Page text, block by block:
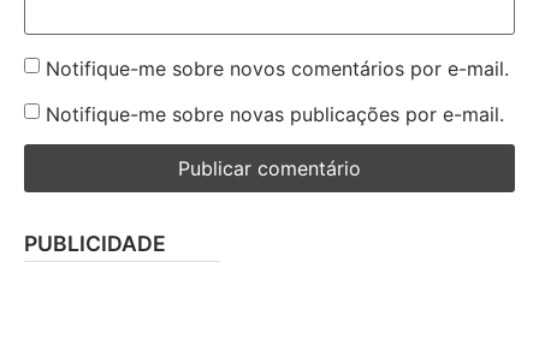
Notifique-me sobre novos comentários por e-mail.
Notifique-me sobre novas publicações por e-mail.
PUBLICIDADE